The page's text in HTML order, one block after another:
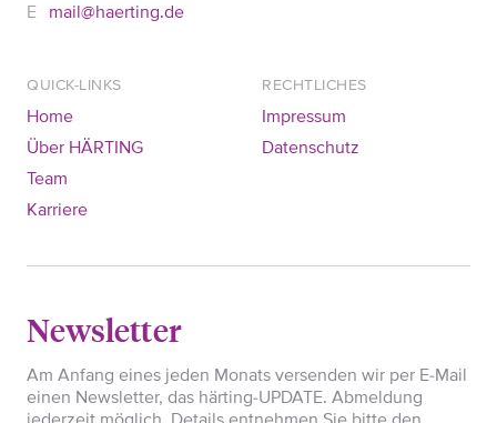
mail@haerting.de
QUICK-LINKS
Home
Über HÄRTING
Team
Karriere
RECHTLICHES
Impressum
Datenschutz
Newsletter
Am Anfang eines jeden Monats versenden wir per E-Mail
einen Newsletter, das härting-UPDATE. Abmeldung